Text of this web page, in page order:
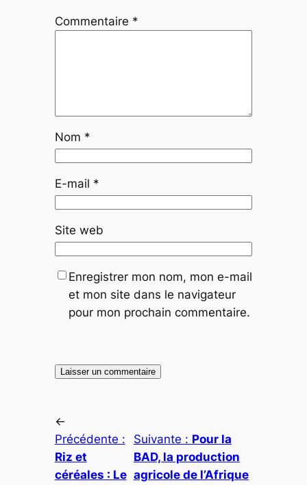
Commentaire *
Nom *
E-mail *
Site web
Enregistrer mon nom, mon e-mail
et mon site dans le navigateur
pour mon prochain commentaire.
←
Précédente :
Riz et
céréales : Le
Suivante : Pour la
BAD, la production
agricole de l’Afrique